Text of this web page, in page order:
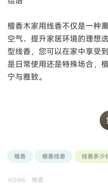
檀香木家用线香不仅是一种
空气、提升家居环境的理想
型线香，您可以在家中享受
是日常使用还是特殊场合，
宁与雅致。
檀香 檀香线香 线香多少
2616 檀香